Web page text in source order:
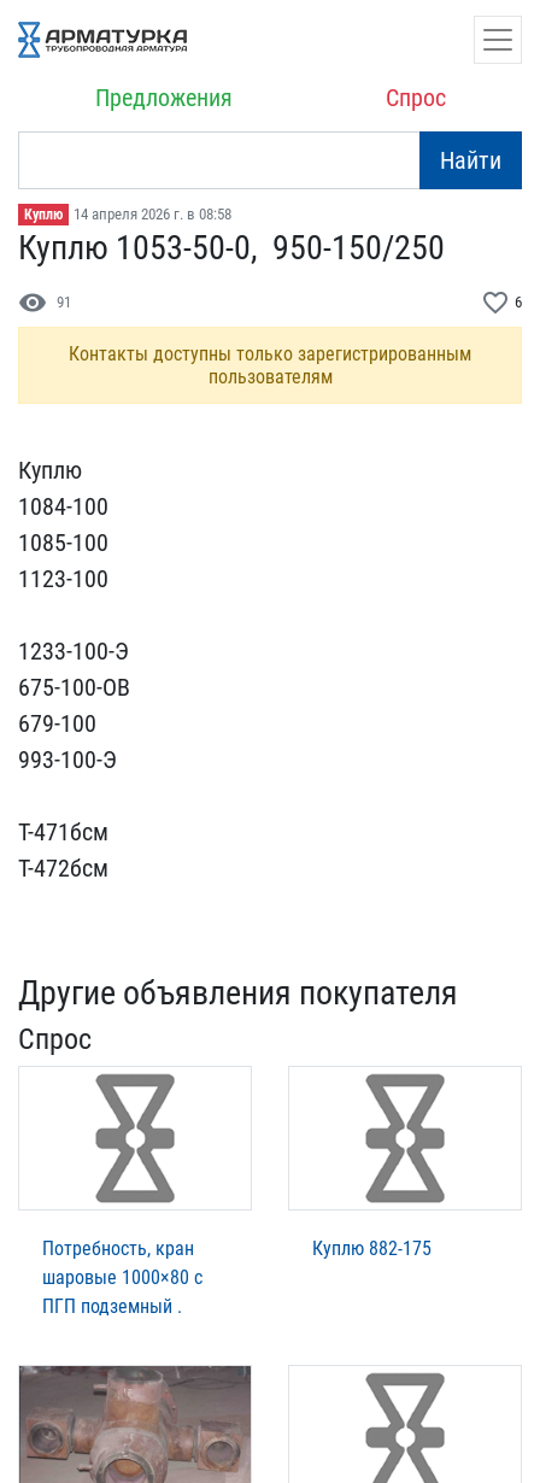
Предложения Спрос
Найти
Куплю 14 апреля 2026 г. в 08:58
Куплю 1053-50-0, ​ 950-150/250
visibility 91 favorite_border 6
Контакты доступны только зарегистрированным
пользователям
Куплю
1084-100
1085-10​0
1123-100
1233-100-Э
6​75-100-ОВ
679-100
993-1​00-Э
Т-471бсм
Т-472бсм​
Другие объявления покупателя
Спрос
Потребность, кран
шаровые 1000×80 с
ПГП подземный .
Куплю 882-175